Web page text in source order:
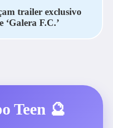
trailer exclusivo
F.C.’
Teen 🔮